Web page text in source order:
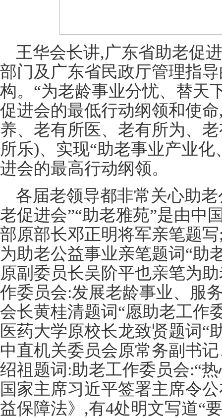
王华会长讲,广东省助老促
部门及广东省民政厅管理指
构。“为老龄事业分忧、替天
促进会的最低行动纲领和使
养、老有所医、老有所为、
所乐)、实现“助老事业产业
进会的最高行动纲领。
各届老领导都非常关心助
老促进会”“助老雅苑”是由中
部原部长邓正明将军亲笔题
为助老公益事业亲笔题词“助
原副委员长吴阶平也亲笔为
作委员会:发展老龄事业、服
会长黄桂清题词“愿助老工作
医药大学原校长龙致贤题词“
中直机关委员会原常务副书
绍祖题词:助老工作委员会:“
国家主席习近平签署主席令
益保障法》,有4处明文写道“